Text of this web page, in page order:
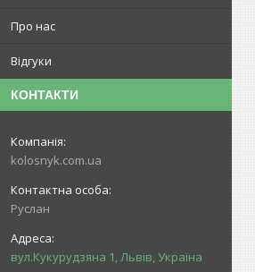
Про нас
Відгуки
КОНТАКТИ
kolosnyk.com.ua
Руслан
вул.Кукурудзяна 1, Львів, Україна